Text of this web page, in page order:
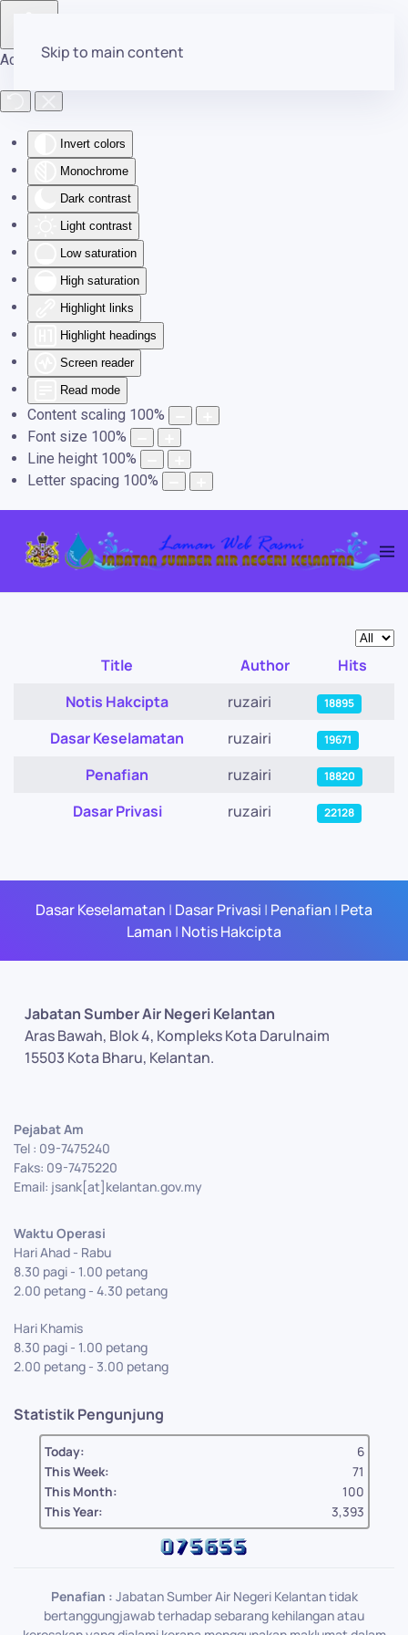
Accessibility Tools
Invert colors
Monochrome
Dark contrast
Light contrast
Low saturation
High saturation
Highlight links
Highlight headings
Screen reader
Read mode
Content scaling 100%
Font size 100%
Line height 100%
Letter spacing 100%
Skip to main content
Title Author
Hits
Notis Hakcipta
ruzairi 18895
Dasar Keselamatan ruzairi 19671
Penafian ruzairi 18820
Dasar Privasi ruzairi 22128
Dasar Keselamatan | Dasar Privasi | Penafian | Peta
Laman | Notis Hakcipta
Jabatan Sumber Air Negeri Kelantan
Aras Bawah, Blok 4, Kompleks Kota Darulnaim
15503 Kota Bharu, Kelantan.
Pejabat Am
Tel : 09-7475240
Faks: 09-7475220
Email: jsank[at]kelantan.gov.my
Waktu Operasi
Hari Ahad - Rabu
8.30 pagi - 1.00 petang
2.00 petang - 4.30 petang
Hari Khamis
8.30 pagi - 1.00 petang
2.00 petang - 3.00 petang
Statistik Pengunjung
Today:
6
This Week:
71
This Month:
100
This Year:
3,393
Penafian : Jabatan Sumber Air Negeri Kelantan tidak
bertanggungjawab terhadap sebarang kehilangan atau